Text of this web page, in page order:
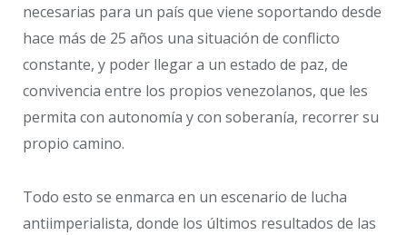
necesarias para un país que viene soportando desde
hace más de 25 años una situación de conflicto
constante, y poder llegar a un estado de paz, de
convivencia entre los propios venezolanos, que les
permita con autonomía y con soberanía, recorrer su
propio camino.
Todo esto se enmarca en un escenario de lucha
antiimperialista, donde los últimos resultados de las